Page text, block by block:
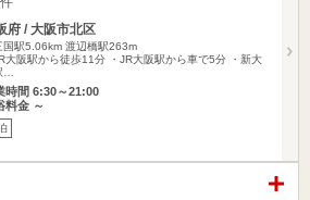
府 / 大阪市北区
国駅5.06km 渡辺橋駅263m
大阪駅から徒歩11分 ・JR大阪駅から車で5分 ・新大
…
時間 6:30～21:00
料金 ～